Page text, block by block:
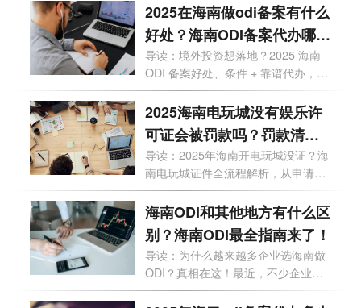
2025在海南做odi备案有什么
好处？海南ODI备案代办哪家
靠谱？一文了解
导读：境外投资想落地？2025 海南
ODI 备案好处、条件 + 靠谱代办，全
给你整...
2025海南电玩城没有娱乐许
可证会被罚款吗？罚款清单
+避坑指南
导读：2025年海南开电玩城没证？海
南电玩城证件全流程解析，从申请到
拿证...
海南ODI和其他地方有什么区
别？海南ODI最全指南来了！
导读：为什么越来越多企业选海南做
ODI？真相在这！最近，不少企业老
板正在...